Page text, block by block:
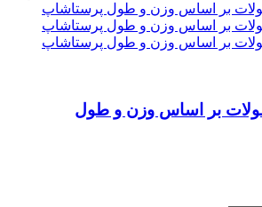
بر اساس وزن و طول